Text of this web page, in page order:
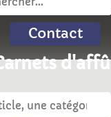
Contact